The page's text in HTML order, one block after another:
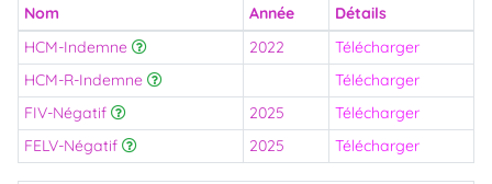
Nom Année
Détails
HCM-Indemne
2022
Télécharger
HCM-R-Indemne
Télécharger
FIV-Négatif
2025
Télécharger
FELV-Négatif
2025 Télécharger